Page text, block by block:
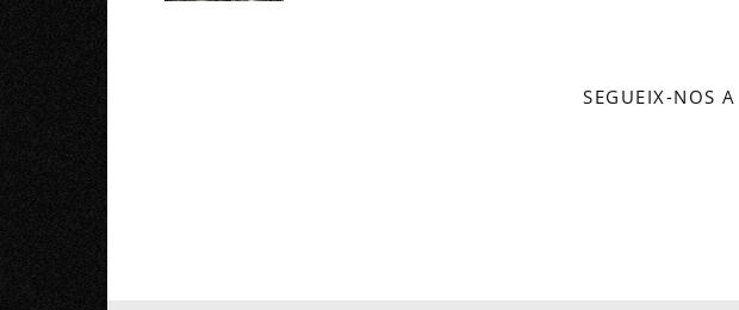
SEGUEIX-NOS